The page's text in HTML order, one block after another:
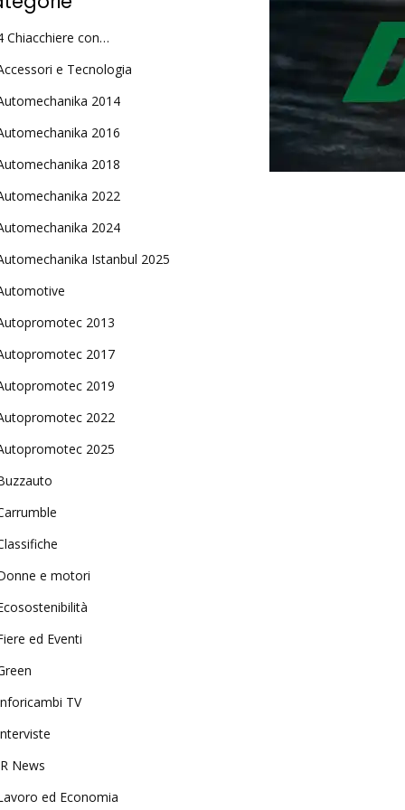
Chiacchiere con…
e Tecnologia
2014
2016
2018
2022
2024
Istanbul 2025
2013
2017
2019
2022
2025
e motori
ed Eventi
TV
News
ed Economia